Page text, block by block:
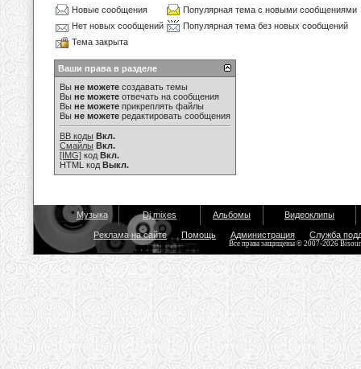
Новые сообщения
Популярная тема с новыми сообщениями
Нет новых сообщений
Популярная тема без новых сообщений
Тема закрыта
Ваши права в разделе
Вы не можете создавать темы
Вы не можете отвечать на сообщения
Вы не можете прикреплять файлы
Вы не можете редактировать сообщения
BB коды Вкл.
Смайлы Вкл.
[IMG] код Вкл.
HTML код Выкл.
Музыка Dj mixes Альбомы Видеоклипы
Реклама на сайте Помощь Администрация Служба
Все права защищены © 2007-2026